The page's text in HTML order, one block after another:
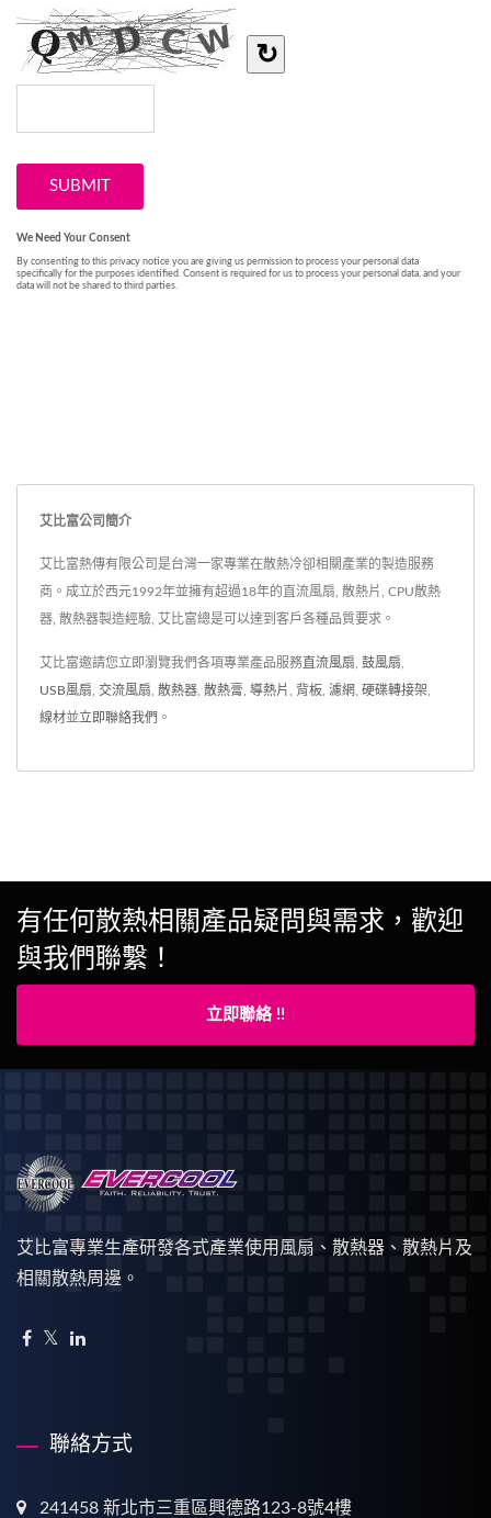
艾比富公司簡介
艾比富熱傳有限公司是台灣一家專業在散熱冷卻相關產業的製造服務
商。成立於西元1992年並擁有超過18年的直流風扇, 散熱片, CPU散熱
器, 散熱器製造經驗, 艾比富總是可以達到客戶各種品質要求。
艾比富邀請您立即瀏覽我們各項專業產品服務 直流風扇 鼓風扇
USB風扇 交流風扇 散熱器 散熱膏 導熱片 背板 濾網 硬碟轉接架
線材並立即聯絡我們 。
有任何散熱相關產品疑問與需求，歡迎
與我們聯繫！
立即聯絡 !!
艾比富專業生產研發各式產業使用風扇、散熱器、散熱片及
相關散熱周邊。
聯絡方式
241458 新北市三重區興德路123-8號4樓